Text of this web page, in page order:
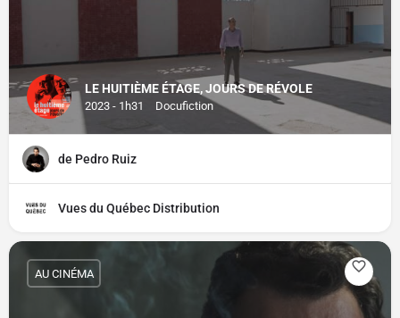
LE HUITIÈME ÉTAGE, JOURS DE RÉVOLE
2023 - 1h31 Docufiction
de Pedro Ruiz
Vues du Québec Distribution
AU CINÉMA